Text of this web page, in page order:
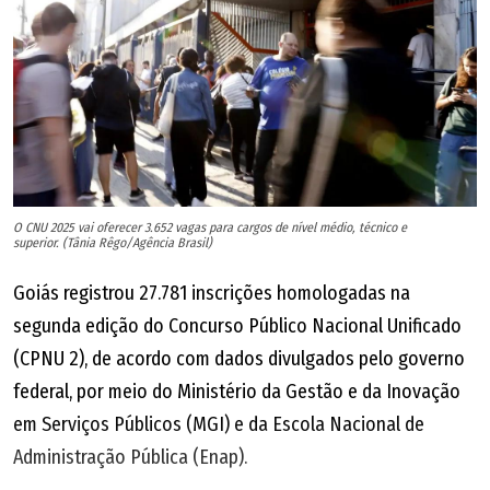
Evento - Data
Disponibilização da imagem do cartão de respostas -
12/11/2025
Divulgação das notas finais das provas objetivas e
convocação para as pessoas candidatas para a realização
da prova discursiva - 12/11/2025
Obtenção impressa do cartão de confirmação de
inscrição para realização da prova discursiva - 1/12/2025
Aplicação da prova discursiva - 7/12/2025
Divulgação da nota preliminar da discursiva e
O CNU 2025 vai oferecer 3.652 vagas para cargos de nível médio, técnico e
superior. (Tânia Rêgo/Agência Brasil)
Goiás registrou 27.781 inscrições homologadas na
segunda edição do Concurso Público Nacional Unificado
(CPNU 2), de acordo com dados divulgados pelo governo
federal, por meio do Ministério da Gestão e da Inovação
em Serviços Públicos (MGI) e da Escola Nacional de
Administração Pública (Enap).